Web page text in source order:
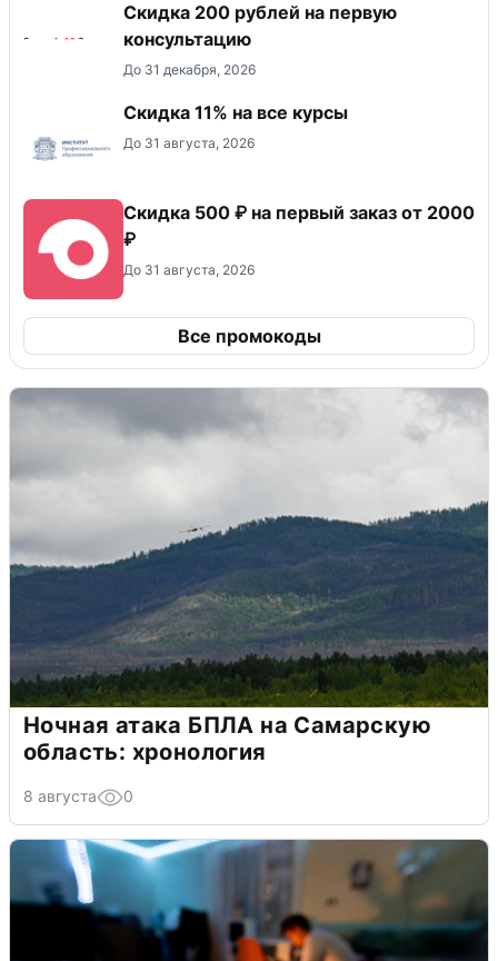
Скидка 200 рублей на первую
консультацию
До 31 декабря, 2026
Скидка 11% на все курсы
До 31 августа, 2026
Скидка 500 ₽ на первый заказ от 2000
₽
До 31 августа, 2026
Все промокоды
Ночная атака БПЛА на Самарскую
область: хронология
8 августа 0